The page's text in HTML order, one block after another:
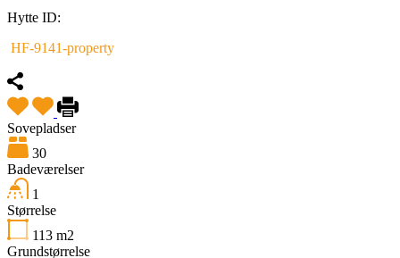
Hytte ID:
HF-9141-property
Sovepladser
30
Badeværelser
1
Størrelse
113 m2
Grundstørrelse